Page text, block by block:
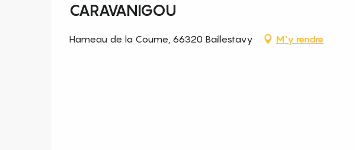
CARAVANIGOU
Hameau de la Coume, 66320 Baillestavy M'y rendre